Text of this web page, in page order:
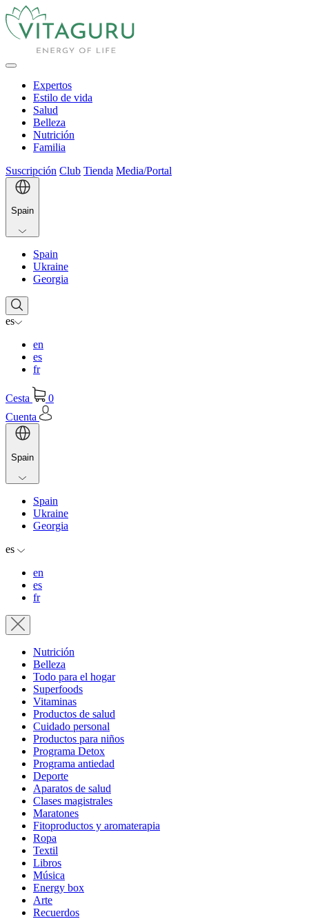
Expertos
Estilo de vida
Salud
Belleza
Nutrición
Familia
Suscripción Club Tienda Media/Portal
Spain
Spain
Ukraine
Georgia
es
en
es
fr
Cesta
0
Cuenta
Spain
Spain
Ukraine
Georgia
es
en
es
fr
Nutrición
Belleza
Todo para el hogar
Superfoods
Vitaminas
Productos de salud
Cuidado personal
Productos para niños
Programa Detox
Programa antiedad
Deporte
Aparatos de salud
Clases magistrales
Maratones
Fitoproductos y aromaterapia
Ropa
Textil
Libros
Música
Energy box
Arte
Recuerdos